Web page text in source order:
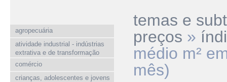
agropecuária
atividade industrial - indústrias
extrativa e de transformação
comércio
crianças, adolescentes e jovens
temas e
preços »
médio m²
mês)